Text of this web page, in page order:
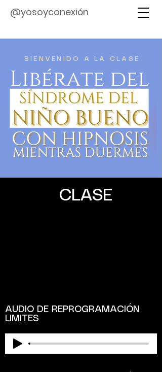
@yosoyconexión
BIENVENIDO A LA CLASE
CLASE
AUDIO DE REPROGRAMACIÓN
LIMITES